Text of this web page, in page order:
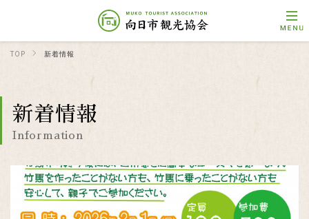
TOP 新着情報
新着情報
Information